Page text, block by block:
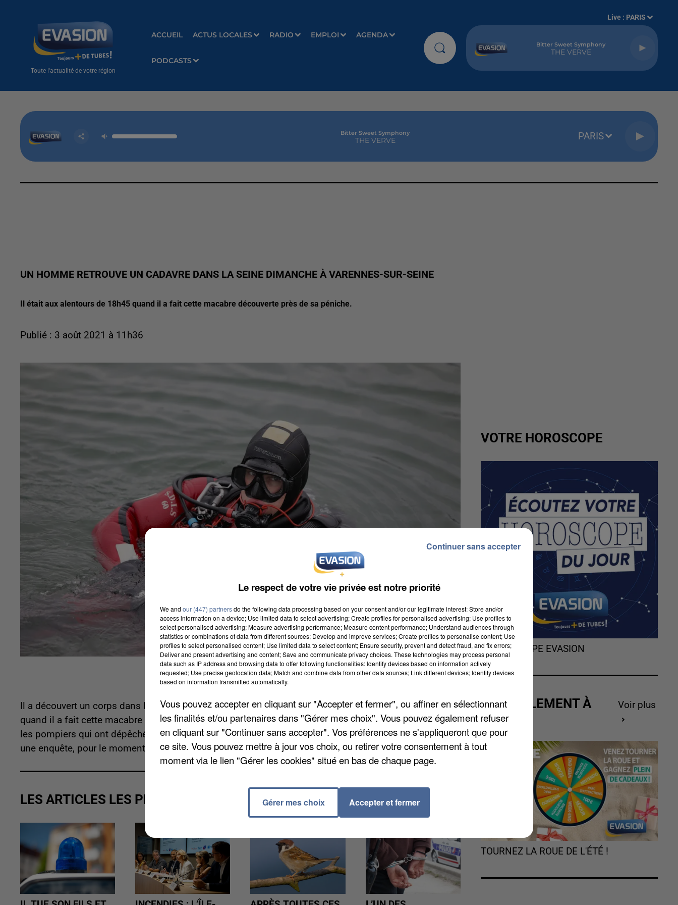
Toute l'actualité de votre région
ACCUEIL ACTUS LOCALES RADIO EMPLOI AGENDA
PODCASTS
Live : PARIS
Bitter Sweet Symphony
THE VERVE
Bitter Sweet Symphony
THE VERVE PARIS
UN HOMME RETROUVE UN CADAVRE DANS LA SEINE DIMANCHE À VARENNES-SUR-SEINE
Il était aux alentours de 18h45 quand il a fait cette macabre découverte près de sa péniche.
Publié : 3 août 2021 à 11h36
Il a découvert un corps dans la végétation des berges, selonLe Parisien. Il était aux alentours de 18h45
quand il a fait cette macabre découverte près de sa péniche. L'homme âgé de 76 ans appelle aussitôt
les pompiers qui ont dépêché quatre plongeurs. Le commissariat de Montereau-Fault-Yonne a ouvert
une enquête, pour le moment le corps est méconnaissable selon la commissaire.
LES ARTICLES LES PLUS VUS
VOTRE HOROSCOPE
L'HOROSCOPE EVASION
ACTUELLEMENT À
GAGNER
Voir plus
TOURNEZ LA ROUE DE L'ÉTÉ !
Le respect de votre vie privée est notre priorité
We and our (447) partnersdo the following data processing based on your consent and/or our legitimate interest: Store and/or
access information on a device; Use limited data to select advertising; Create profiles for personalised advertising; Use profiles to
select personalised advertising; Measure advertising performance; Measure content performance; Understand audiences through
statistics or combinations of data from different sources; Develop and improve services; Create profiles to personalise content; Use
profiles to select personalised content; Use limited data to select content; Ensure security, prevent and detect fraud, and fix errors;
Deliver and present advertising and content; Save and communicate privacy choices. These technologies may process personal
data such as IP address and browsing data to offer following functionalities: Identify devices based on information actively
requested; Use precise geolocation data; Match and combine data from other data sources; Link different devices; Identify devices
based on information transmitted automatically.
Vous pouvez accepter en cliquant sur "Accepter et fermer", ou affiner en sélectionnant
les finalités et/ou partenaires dans "Gérer mes choix". Vous pouvez également refuser
en cliquant sur "Continuer sans accepter". Vos préférences ne s'appliqueront que pour
ce site. Vous pouvez mettre à jour vos choix, ou retirer votre consentement à tout
moment via le lien "Gérer les cookies" situé en bas de chaque page.
Gérer mes choix Accepter et fermer
Continuer sans accepter